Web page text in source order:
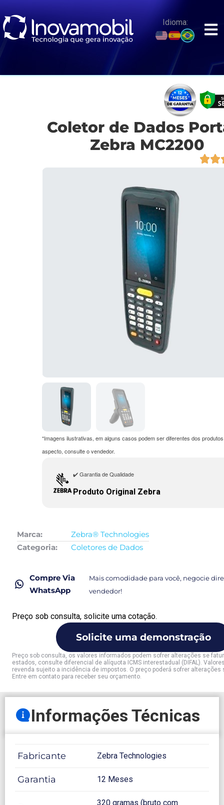
conteúdo
Idioma:
Coletor de Dados
Zebra MC2200
*Imagens ilustrativas, em alguns casos podem ser diferentes dos
aspecto, consulte o vendedor.
✔️ Garantia de Qualidade
Produto Original Zebra
Marca:
Zebra® Technologies
Categoria:
Coletores de Dados
Compre Via
WhatsApp
Mais comodidade para você, negocie
vendedor!
Preço sob consulta, solicite uma cotação.
Solicite uma demonstração
Preço sob consulta, os valores informados podem sofrer alterações se
estados, consulte diferencial de alíquota ICMS interestadual (DIFAL).
revenda sujeito a incidência de impostos. O preço poderá sofrer alterações
Entre em contato para receber seu orçamento.
Informações Técnicas
Fabricante Zebra Technologies
Garantia 12 Meses
320 gramas (bruto com